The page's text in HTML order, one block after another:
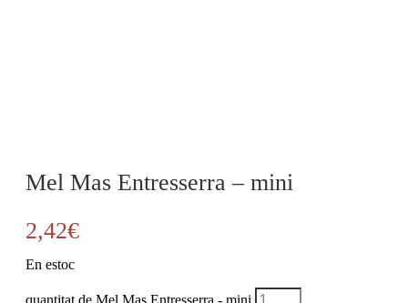
Mel Mas Entresserra – mini
2,42€
En estoc
quantitat de Mel Mas Entresserra - mini